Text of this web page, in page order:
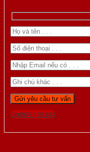
Gọi 0976.169.864